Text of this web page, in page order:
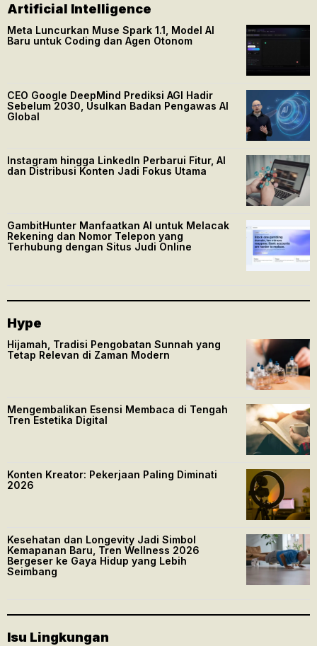
Artificial Intelligence
Meta Luncurkan Muse Spark 1.1, Model AI
Baru untuk Coding dan Agen Otonom
CEO Google DeepMind Prediksi AGI Hadir
Sebelum 2030, Usulkan Badan Pengawas AI
Global
Instagram hingga LinkedIn Perbarui Fitur, AI
dan Distribusi Konten Jadi Fokus Utama
GambitHunter Manfaatkan AI untuk Melacak
Rekening dan Nomor Telepon yang
Terhubung dengan Situs Judi Online
Hype
Hijamah, Tradisi Pengobatan Sunnah yang
Tetap Relevan di Zaman Modern
Mengembalikan Esensi Membaca di Tengah
Tren Estetika Digital
Konten Kreator: Pekerjaan Paling Diminati
2026
Kesehatan dan Longevity Jadi Simbol
Kemapanan Baru, Tren Wellness 2026
Bergeser ke Gaya Hidup yang Lebih
Seimbang
Isu Lingkungan